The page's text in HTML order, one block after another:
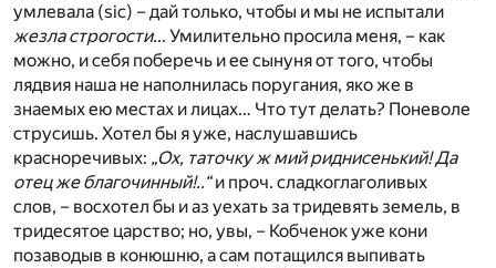
умлевала (sic) – дай только, чтобы и мы не испытали
жезла строгости… Умилительно просила меня, – как
можно, и себя поберечь и ее сынуня от того, чтобы
лядвия наша не наполнилась поругания, яко же в
знаемых ею местах и лицах… Что тут делать? Поневоле
струсишь. Хотел бы я уже, наслушавшись
красноречивых: „Ох, таточку ж мий риднисенький! Да
отец же благочинный!..“и проч. сладкоглаголивых
слов, – восхотел бы и аз уехать за тридевять земель, в
тридесятое царство; но, увы, – Кобченок уже кони
позаводыв в конюшню, а сам потащился выпивать